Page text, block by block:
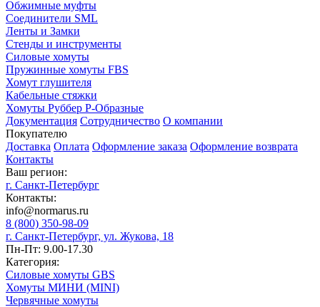
Обжимные муфты
Соединители SML
Ленты и Замки
Стенды и инструменты
Силовые хомуты
Пружинные хомуты FBS
Хомут глушителя
Кабельные стяжки
Хомуты Руббер Р-Образные
Документация Сотрудничество О компании
Покупателю
Доставка Оплата Оформление заказа Оформление возврата
Контакты
Ваш регион:
г. Санкт-Петербург
Контакты:
info@normarus.ru
8 (800) 350-98-09
г. Санкт-Петербург, ул. Жукова, 18
Пн-Пт: 9.00-17.30
Категория:
Силовые хомуты GBS
Хомуты МИНИ (MINI)
Червячные хомуты